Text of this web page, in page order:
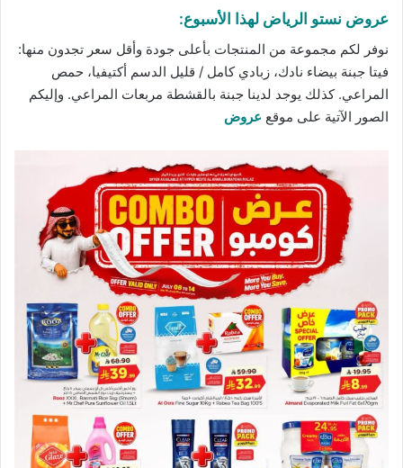
عروض نستو الرياض لهذا الأسبوع:
نوفر لكم مجموعة من المنتجات بأعلى جودة وأقل سعر تجدون منها:
فيتا جبنة بيضاء نادك، زبادي كامل / قليل الدسم أكتيفيا، حمص
المراعي. كذلك يوجد لدينا جبنة بالقشطة مربعات المراعي. وإليكم
الصور الآتية على موقع عروض